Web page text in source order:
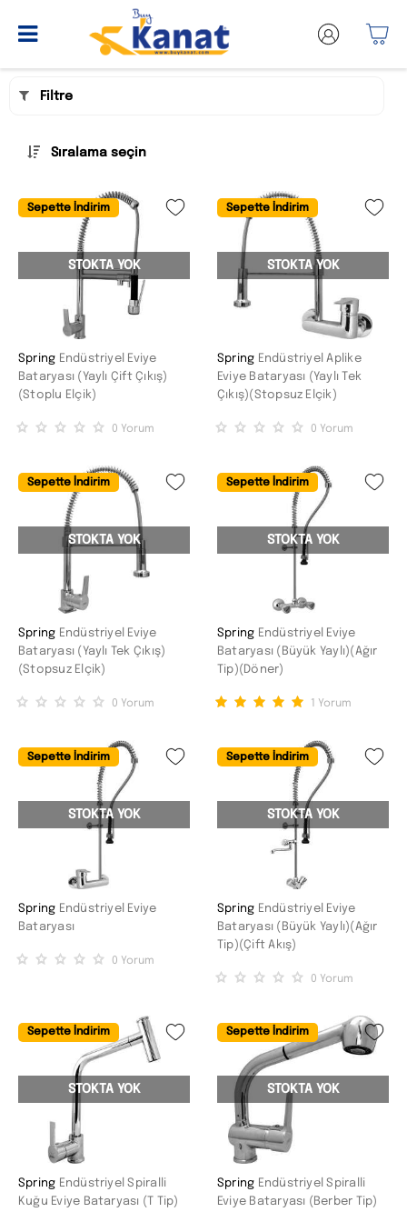
Filtre
Sıralama seçin
Sepette İndirim
STOKTA YOK
Spring Endüstriyel Eviye
Bataryası (Yaylı Çift Çıkış)
(Stoplu Elçik)
0 Yorum
Sepette İndirim
STOKTA YOK
Spring Endüstriyel Aplike
Eviye Bataryası (Yaylı Tek
Çıkış)(Stopsuz Elçik)
0 Yorum
Sepette İndirim
STOKTA YOK
Spring Endüstriyel Eviye
Bataryası (Yaylı Tek Çıkış)
(Stopsuz Elçik)
0 Yorum
Sepette İndirim
STOKTA YOK
Spring Endüstriyel Eviye
Bataryası (Büyük Yaylı)(Ağır
Tip)(Döner)
Yorum
Sepette İndirim
STOKTA YOK
Spring Endüstriyel Eviye
Bataryası
0 Yorum
Sepette İndirim
STOKTA YOK
Spring Endüstriyel Eviye
Bataryası (Büyük Yaylı)(Ağır
Tip)(Çift Akış)
0 Yorum
Sepette İndirim
STOKTA YOK
Spring Endüstriyel Spiralli
Kuğu Eviye Bataryası (T Tip)
Sepette İndirim
STOKTA YOK
Spring Endüstriyel Spiralli
Eviye Bataryası (Berber Tip)